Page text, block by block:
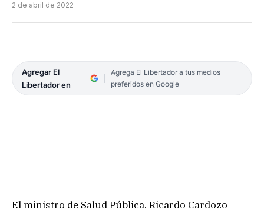
2 de abril de 2022
Agregar El
Libertador en
Agrega El Libertador a tus medios
preferidos en Google
El ministro de Salud Pública, Ricardo Cardozo